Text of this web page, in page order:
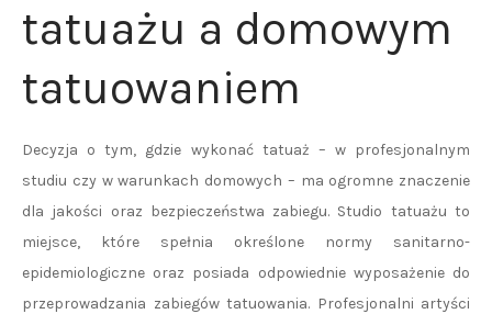
tatuażu a domowym
tatuowaniem
Decyzja o tym, gdzie wykonać tatuaż – w profesjonalnym
studiu czy w warunkach domowych – ma ogromne znaczenie
dla jakości oraz bezpieczeństwa zabiegu. Studio tatuażu to
miejsce, które spełnia określone normy sanitarno-
epidemiologiczne oraz posiada odpowiednie wyposażenie do
przeprowadzania zabiegów tatuowania. Profesjonalni artyści